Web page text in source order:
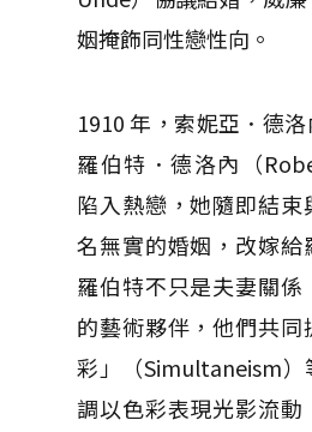
姻掩飾同性戀性向。
1910 年，索妮亞．德
羅伯特．德洛內（
陷入熱戀，她隨即結束
名無實的婚姻，改嫁給
羅伯特不只是夫妻關係
的藝術夥伴，他們共
彩」（Simultaneism）
調以色彩表現光影流動